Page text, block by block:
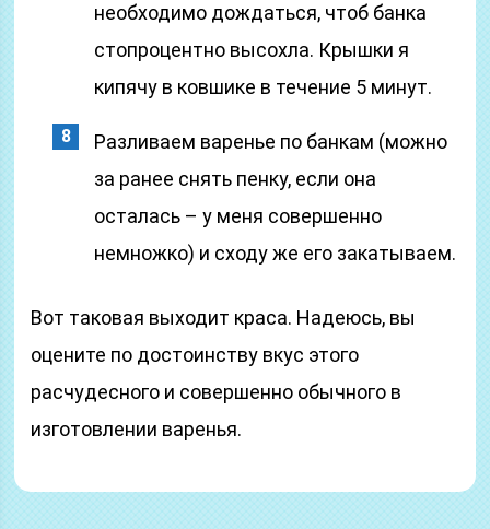
необходимо дождаться, чтоб банка
стопроцентно высохла. Крышки я
кипячу в ковшике в течение 5 минут.
Разливаем варенье по банкам (можно
за ранее снять пенку, если она
осталась – у меня совершенно
немножко) и сходу же его закатываем.
Вот таковая выходит краса. Надеюсь, вы
оцените по достоинству вкус этого
расчудесного и совершенно обычного в
изготовлении варенья.